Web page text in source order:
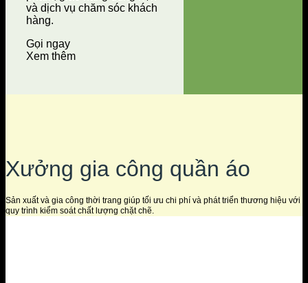
và dịch vụ chăm sóc khách
hàng.
Gọi ngay
Xem thêm
Xưởng gia công quần áo
Sản xuất và gia công thời trang giúp tối ưu chi phí và phát triển thương hiệu với
quy trình kiểm soát chất lượng chặt chẽ.